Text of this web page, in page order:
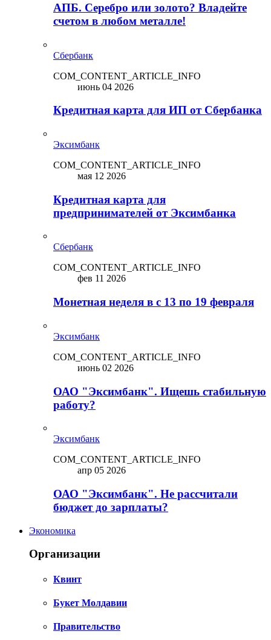
АПБ. Серебро или золото? Владейте
счетом в любом металле!
Сбербанк
COM_CONTENT_ARTICLE_INFO
июнь 04 2026
Кредитная карта для ИП от Сбербанка
Эксимбанк
COM_CONTENT_ARTICLE_INFO
мая 12 2026
Кредитная карта для
предпринимателей от Эксимбанка
Сбербанк
COM_CONTENT_ARTICLE_INFO
фев 11 2026
Монетная неделя в с 13 по 19 февраля
Эксимбанк
COM_CONTENT_ARTICLE_INFO
июнь 02 2026
ОАО "Эксимбанк". Ищешь стабильную
работу?
Эксимбанк
COM_CONTENT_ARTICLE_INFO
апр 05 2026
ОАО "Эксимбанк". Не рассчитали
бюджет до зарплаты?
Экономика
Организации
Квинт
Букет Молдавии
Правительство